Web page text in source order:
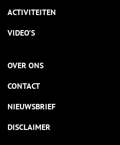
ACTIVITEITEN
VIDEO’S
OVER ONS
CONTACT
NIEUWSBRIEF
DISCLAIMER